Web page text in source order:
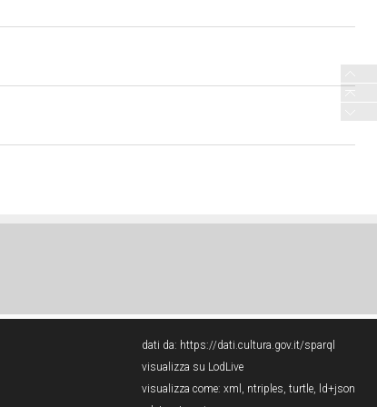
dati da: https://dati.cultura.gov.it/sparql
visualizza su LodLive
visualizza come: xml , ntriples, turtle, ld+json